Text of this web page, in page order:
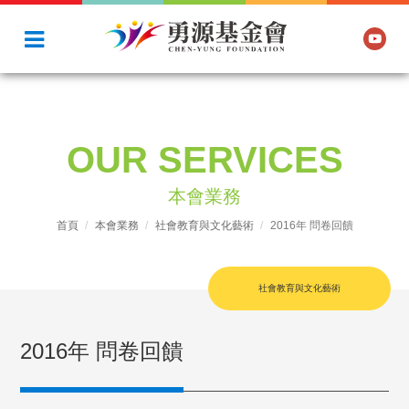
OUR SERVICES
本會業務
首頁 本會業務 社會教育與文化藝術 2016年 問卷回饋
社會教育與文化藝術
2016年 問卷回饋